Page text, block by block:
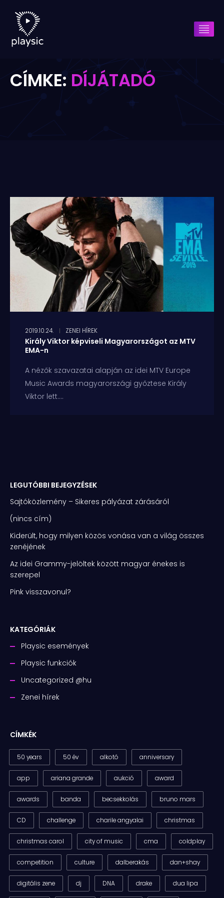
CÍMKE: DÍJÁTADÓ
2019.10.24. ZENEI HÍREK
Király Viktor képviseli Magyarországot az MTV
EMA-n
A nézők szavazatai alapján az idei MTV Europe
Music Awards magyarországi győztese Király
Viktor lett....
LEGUTÓBBI BEJEGYZÉSEK
Sajtóközlemény – Sikeres pályázat zárásáról
(nincs cím)
Kiderült, hogy milyen közös vonása van a világ összes
zenéjének
Az idei Grammy-jelöltek között magyar énekes is
szerepel
Pink visszavonul?
KATEGÓRIÁK
Playsic események
Playsic funkciók
Uncategorized @hu
Zenei hírek
CÍMKÉK
50 years 50 év alkotó anniversary
app ariana grande aukció award
awards banda becsekkolás bruno mars
CD challenge charile angyalai christmas
christmas carol city of music cma coldplay
competition culture dalberakás dan+shay
digitális zene dj DNA drake dua lipa